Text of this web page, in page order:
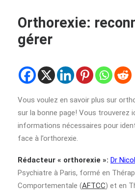
Orthorexie:
gérer
Vous voulez en savoir plus sur
sur la bonne page! Vous trouverez
informations nécessaires pour
face à l’orthorexie.
Rédacteur « orthorexie »: Dr
Psychiatre à Paris, formé en
Comportementale (AFTCC) et en